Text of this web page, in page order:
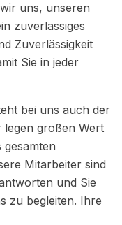
uns, unseren
zuverlässiges
Zuverlässigkeit
Sie in jeder
bei uns auch der
legen großen Wert
gesamten
Mitarbeiter sind
und Sie
zu begleiten. Ihre